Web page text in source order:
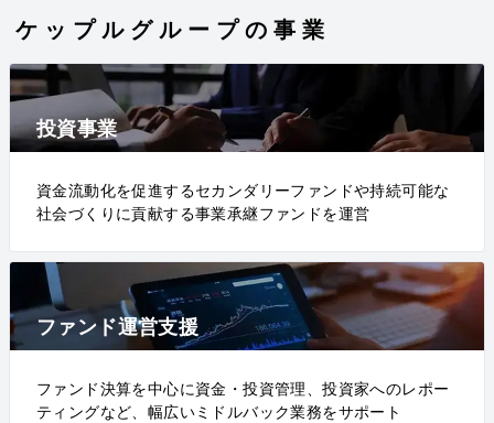
ケップルグループの事業
投資事業
資金流動化を促進するセカンダリーファンドや持続可能な
社会づくりに貢献する事業承継ファンドを運営
ファンド運営支援
ファンド決算を中心に資金・投資管理、投資家へのレポー
ティングなど、幅広いミドルバック業務をサポート